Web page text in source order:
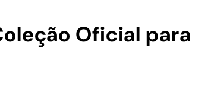
Oficial para